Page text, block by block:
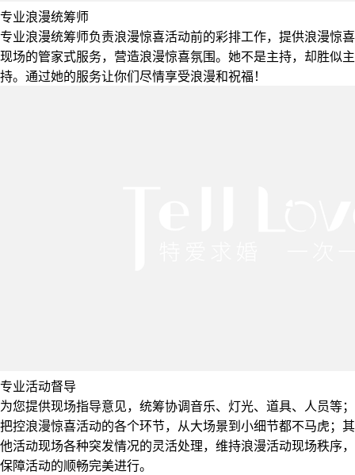
专业浪漫统筹师
专业浪漫统筹师负责浪漫惊喜活动前的彩排工作，提供浪漫惊喜
现场的管家式服务，营造浪漫惊喜氛围。她不是主持，却胜似主
持。通过她的服务让你们尽情享受浪漫和祝福！
专业活动督导
为您提供现场指导意见，统筹协调音乐、灯光、道具、人员等；
把控浪漫惊喜活动的各个环节，从大场景到小细节都不马虎；其
他活动现场各种突发情况的灵活处理，维持浪漫活动现场秩序，
保障活动的顺畅完美进行。